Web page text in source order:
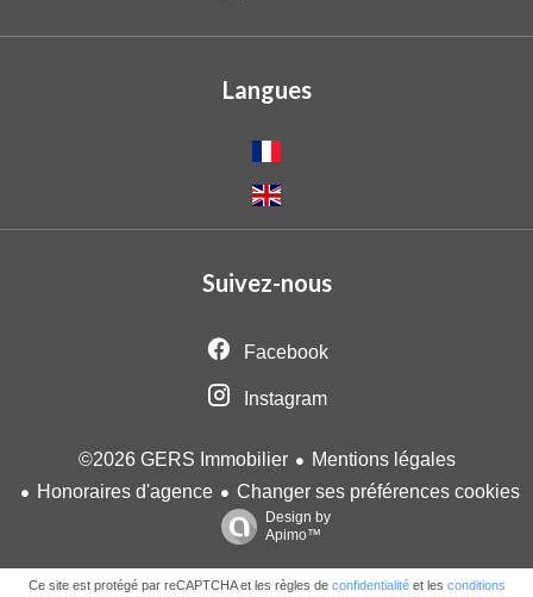
Langues
Suivez-nous
Facebook
Instagram
©2026 GERS Immobilier
Mentions légales
Honoraires d'agence
Changer ses préférences cookies
Design by
Apimo™
Ce site est protégé par reCAPTCHA et les règles de confidentialitéet les conditions